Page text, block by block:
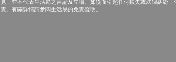
責。有關詳情請參閱生活易的免責聲明。